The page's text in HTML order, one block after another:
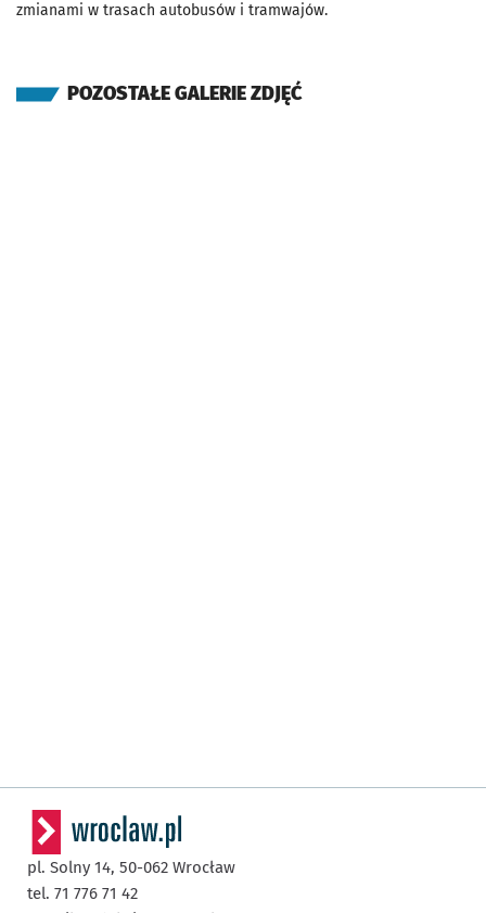
zmianami w trasach autobusów i tramwajów.
POZOSTAŁE GALERIE ZDJĘĆ
pl. Solny 14, 50-062 Wrocław
tel. 71 776 71 42